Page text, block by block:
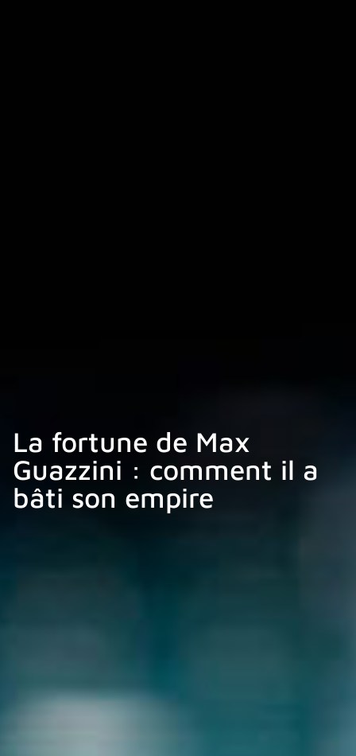
La fortune de Max
Guazzini : comment il a
bâti son empire